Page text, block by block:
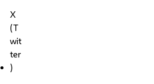
X
(T
wit
ter
)